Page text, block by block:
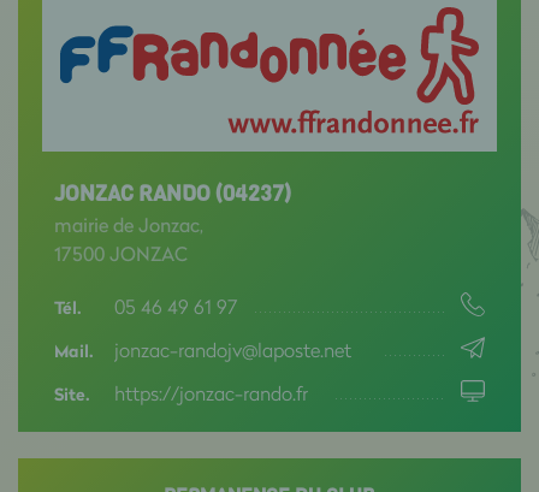
JONZAC RANDO (04237)
mairie de Jonzac,
17500 JONZAC
Tél. 05 46 49 61 97
Mail. jonzac-randojv@laposte.net
Site. https://jonzac-rando.fr